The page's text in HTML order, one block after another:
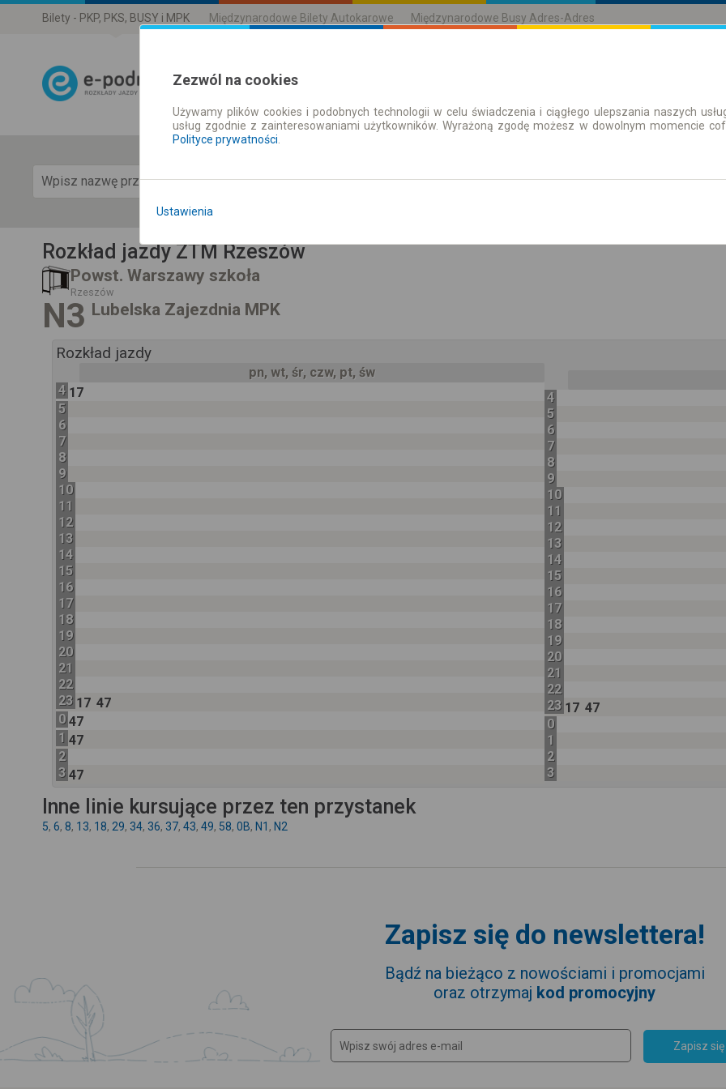
Bilety - PKP, PKS, BUSY i MPK Międzynarodowe Bilety Autokarowe Międzynarodowe Busy Adres-Adres
Rozkład Jazdy | Bilety Bilety okresowe
Pokaż rozkład
Rozkład jazdy ZTM Rzeszów
Powst. Warszawy szkoła
Rzeszów
N3 Lubelska Zajezdnia MPK
Rozkład jazdy
pn, wt, śr, czw, pt, św
4 17
5
6
7
8
9
10
11
12
13
14
15
16
17
18
19
20
21
22
23 17 47
0 47
1 47
2
3 47
4
5
6
7
8
9
10
11
12
13
14
15
16
17
18
19
20
21
22
23 17 47
0
1
2
3
Inne linie kursujące przez ten przystanek
5, 6, 8, 13, 18, 29, 34, 36, 37, 43, 49, 58, 0B, N1 , N2
Zapisz się do newslettera!
Bądź na bieżąco z nowościami i promocjami
oraz otrzymaj kod promocyjny
Zapisz się
Zezwól na cookies
Używamy plików cookies i podobnych technologii w celu świadczenia i ciągłego ulepszania naszych
usług zgodnie z zainteresowaniami użytkowników. Wyrażoną zgodę możesz w dowolnym momencie
Polityce prywatności
Ustawienia